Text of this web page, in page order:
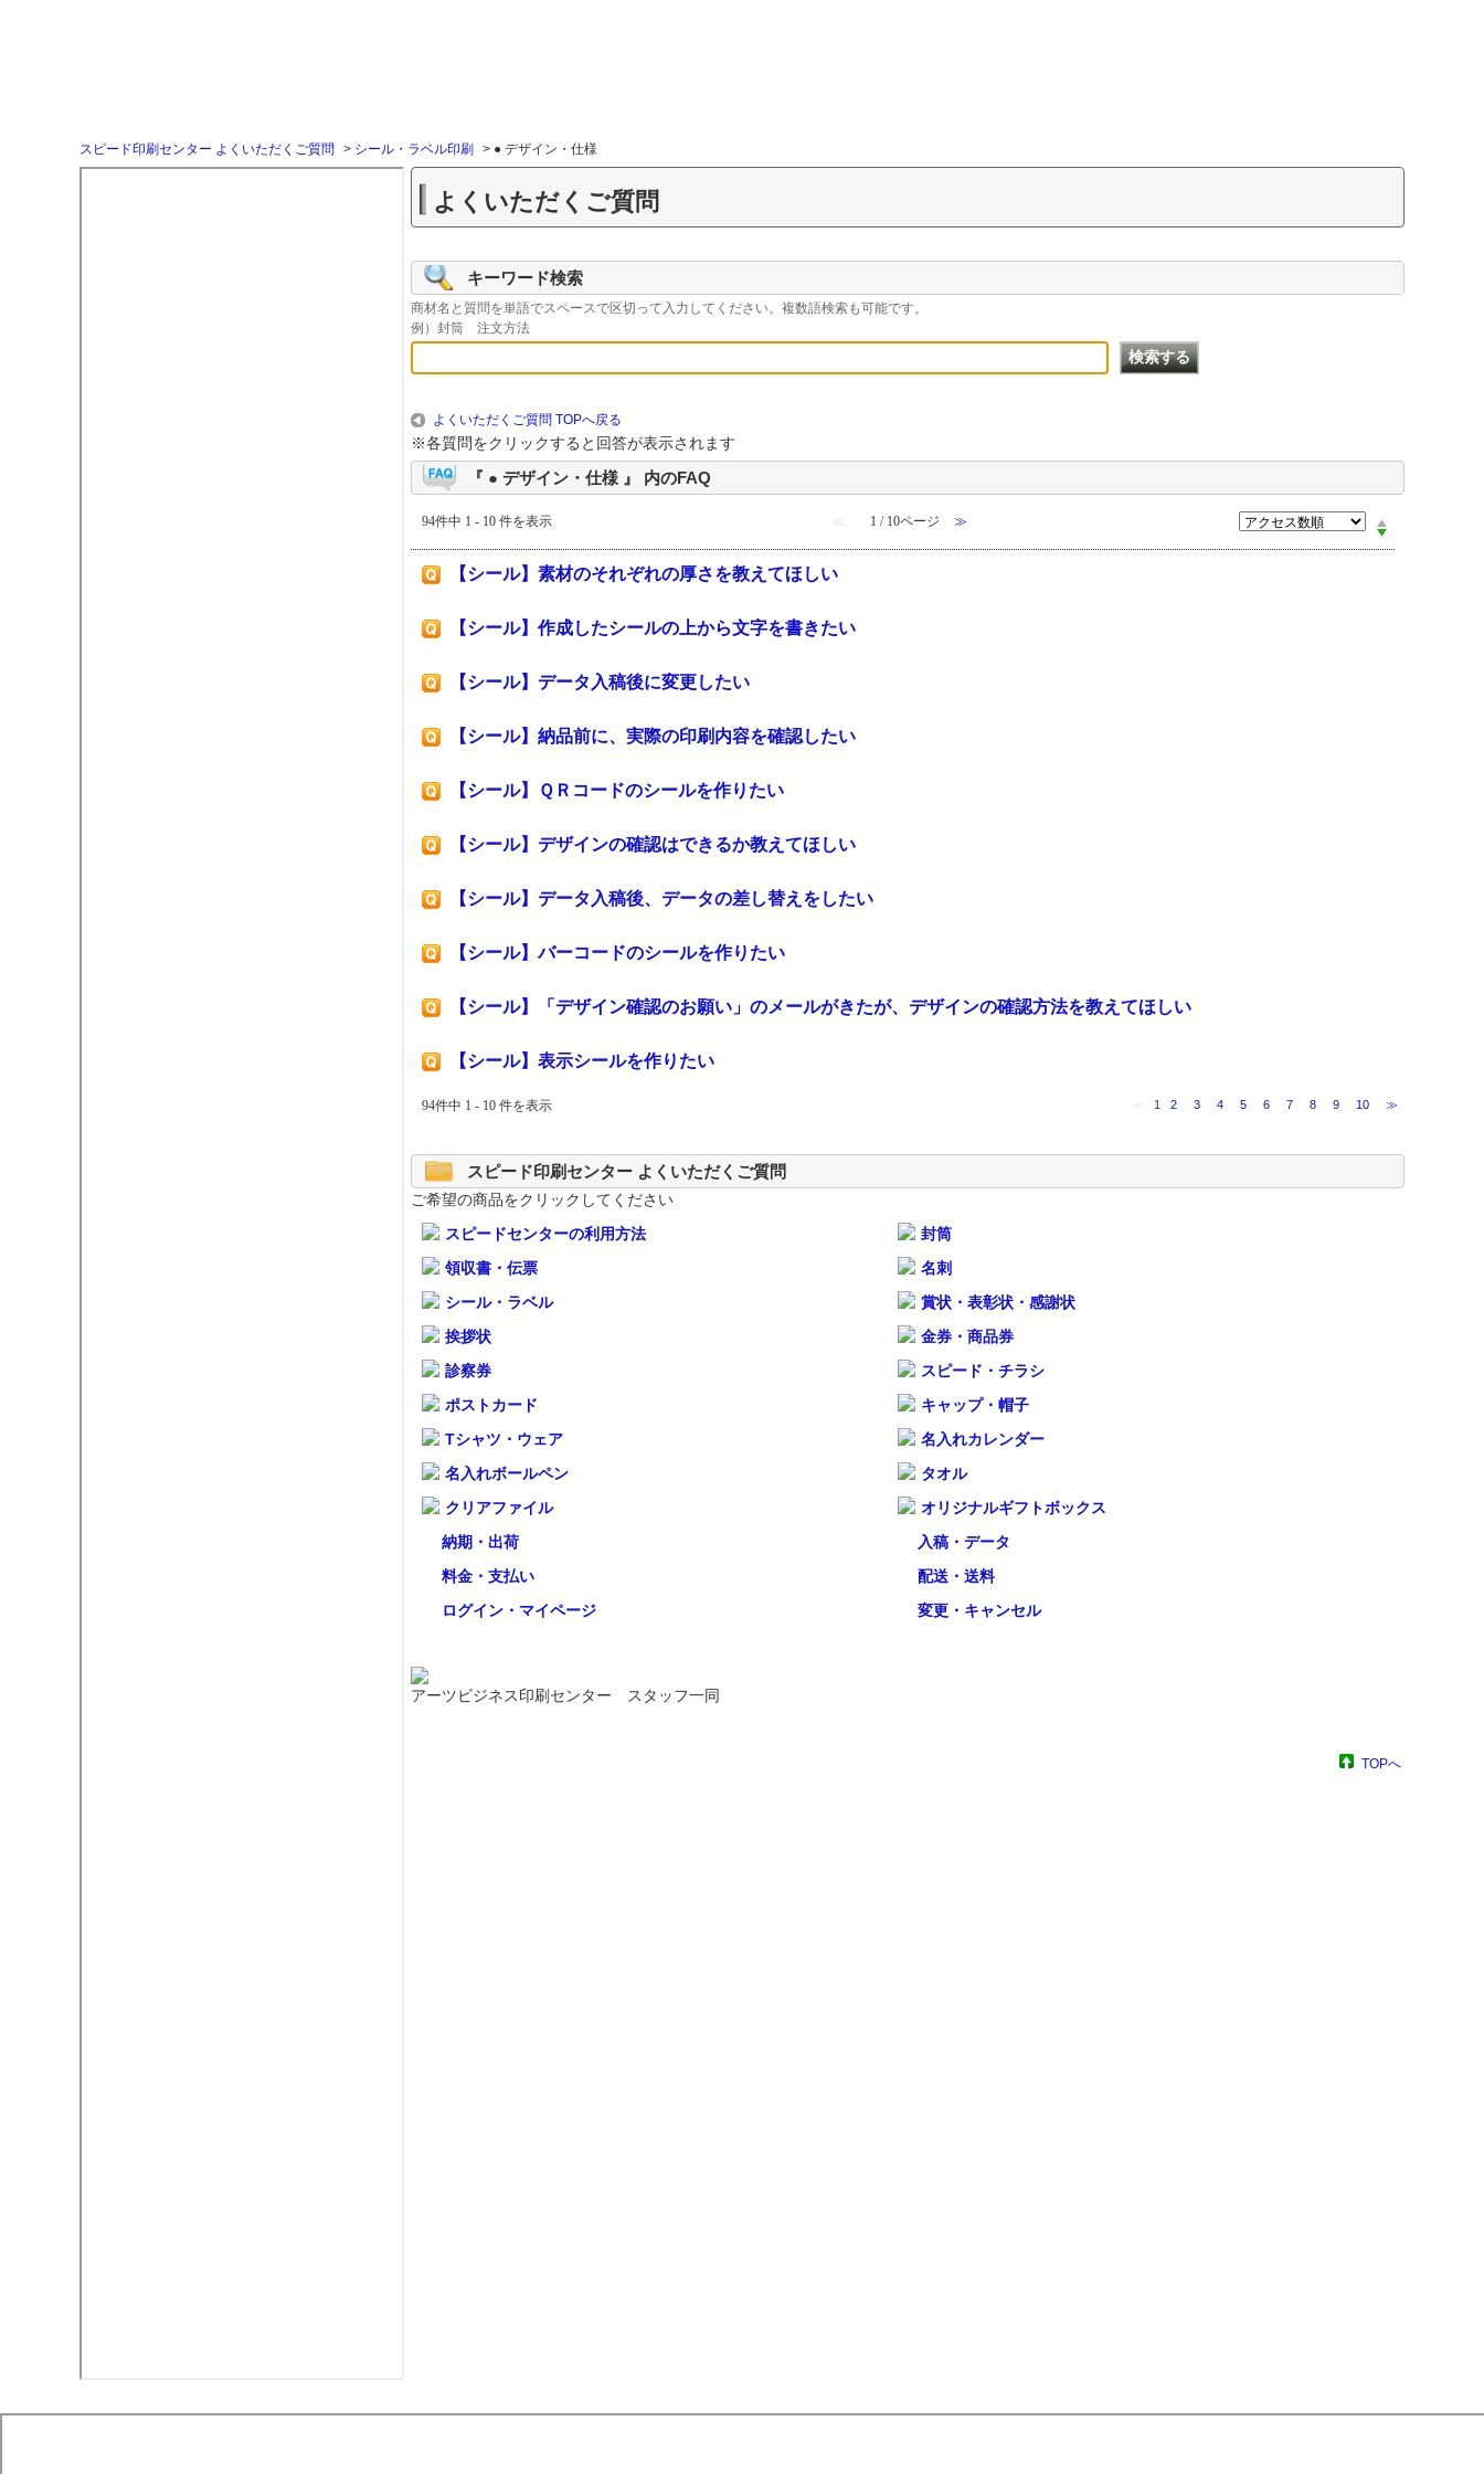
スピード印刷センター よくいただくご質問 > シール・ラベル印刷 > ● デザイン・仕様
よくいただくご質問
キーワード検索
商材名と質問を単語でスペースで区切って入力してください。複数語検索も可能です。
例）封筒 注文方法
よくいただくご質問 TOPへ戻る
※各質問をクリックすると回答が表示されます
『 ● デザイン・仕様 』 内のFAQ
94件中 1 - 10 件を表示 ≪ 1 / 10ページ ≫
【シール】素材のそれぞれの厚さを教えてほしい
【シール】作成したシールの上から文字を書きたい
【シール】データ入稿後に変更したい
【シール】納品前に、実際の印刷内容を確認したい
【シール】ＱＲコードのシールを作りたい
【シール】デザインの確認はできるか教えてほしい
【シール】データ入稿後、データの差し替えをしたい
【シール】バーコードのシールを作りたい
【シール】「デザイン確認のお願い」のメールがきたが、デザインの確認方法を教えてほしい
【シール】表示シールを作りたい
94件中 1 - 10 件を表示 1 2 3 4 5 6 7 8 9 10 ≫
スピード印刷センター よくいただくご質問
ご希望の商品をクリックしてください
スピードセンターの利用方法
封筒
領収書・伝票
名刺
シール・ラベル
賞状・表彰状・感謝状
挨拶状
金券・商品券
診察券
スピード・チラシ
ポストカード
キャップ・帽子
Tシャツ・ウェア
名入れカレンダー
名入れボールペン
タオル
クリアファイル
オリジナルギフトボックス
納期・出荷
入稿・データ
料金・支払い
配送・送料
ログイン・マイページ
変更・キャンセル
アーツビジネス印刷センター スタッフ一同
TOPへ